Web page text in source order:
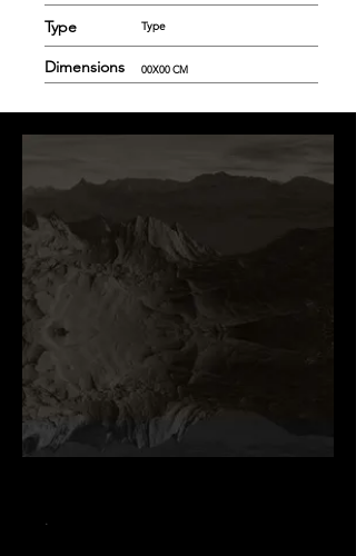
Type Type
Dimensions 00X00 CM